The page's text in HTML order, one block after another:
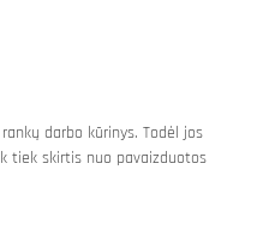
darbo kūrinys. Todėl jos
tiek skirtis nuo pavaizduotos